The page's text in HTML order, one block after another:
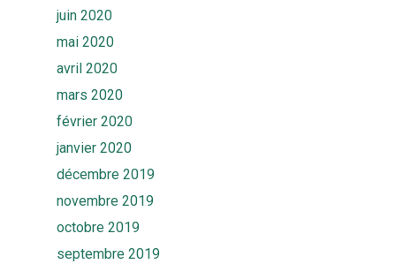
juin 2020
mai 2020
avril 2020
mars 2020
février 2020
janvier 2020
décembre 2019
novembre 2019
octobre 2019
septembre 2019